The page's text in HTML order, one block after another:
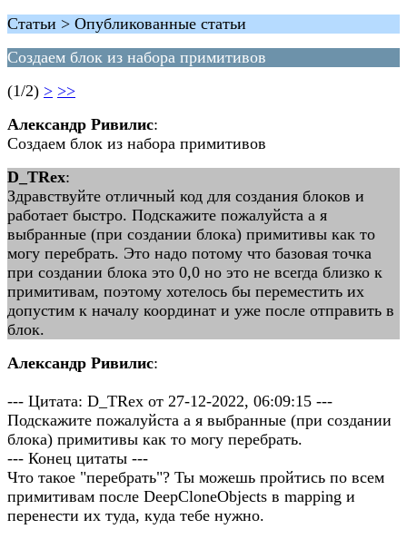
Статьи > Опубликованные статьи
Создаем блок из набора примитивов
(1/2) > >>
Александр Ривилис:
Создаем блок из набора примитивов
D_TRex:
Здравствуйте отличный код для создания блоков и
работает быстро. Подскажите пожалуйста а я
выбранные (при создании блока) примитивы как то
могу перебрать. Это надо потому что базовая точка
при создании блока это 0,0 но это не всегда близко к
примитивам, поэтому хотелось бы переместить их
допустим к началу координат и уже после отправить в
блок.
Александр Ривилис:
--- Цитата: D_TRex от 27-12-2022, 06:09:15 ---
Подскажите пожалуйста а я выбранные (при создании
блока) примитивы как то могу перебрать.
--- Конец цитаты ---
Что такое "перебрать"? Ты можешь пройтись по всем
примитивам после DeepCloneObjects в mapping и
перенести их туда, куда тебе нужно.